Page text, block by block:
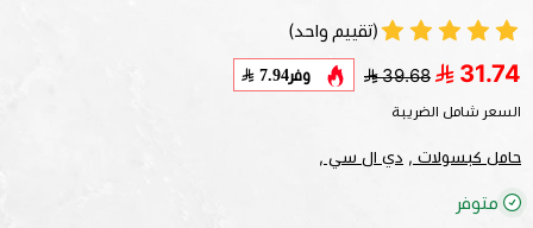
(تقييم واحد)
31.74
39.68 وفر7.94
السعر شامل الضريبة
حامل كبسولات , دي ال سي ,
متوفر